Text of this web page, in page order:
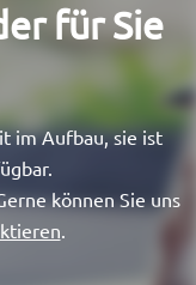
für Sie
im Aufbau, sie ist
können Sie uns
.